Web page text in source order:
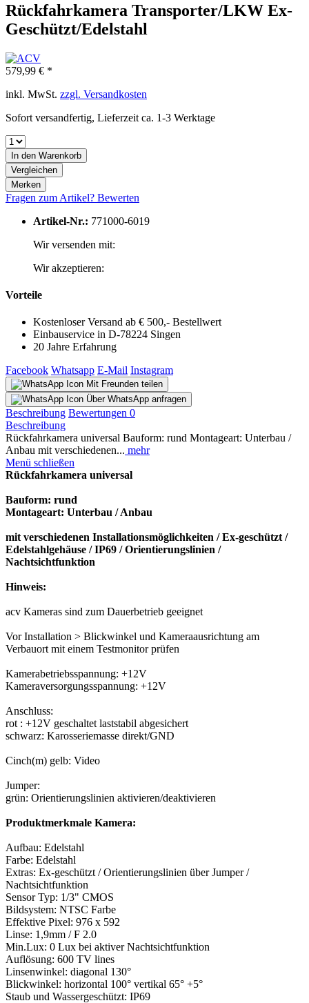
Rückfahrkamera Transporter/LKW Ex-
Geschützt/Edelstahl
579,99 € *
inkl. MwSt. zzgl. Versandkosten
Sofort versandfertig, Lieferzeit ca. 1-3 Werktage
In den Warenkorb
Vergleichen
Merken
Fragen zum Artikel? Bewerten
Artikel-Nr.: 771000-6019
Wir versenden mit:
Wir akzeptieren:
Vorteile
Kostenloser Versand ab € 500,- Bestellwert
Einbauservice in D-78224 Singen
20 Jahre Erfahrung
Facebook Whatsapp E-Mail Instagram
Mit Freunden teilen
Über WhatsApp anfragen
Beschreibung Bewertungen 0
Beschreibung
Rückfahrkamera universal Bauform: rund Montageart: Unterbau /
Anbau mit verschiedenen... mehr
Menü schließen
Rückfahrkamera universal
Bauform: rund
Montageart: Unterbau / Anbau
mit verschiedenen Installationsmöglichkeiten / Ex-geschützt /
Edelstahlgehäuse / IP69 / Orientierungslinien /
Nachtsichtfunktion
Hinweis:
acv Kameras sind zum Dauerbetrieb geeignet
Vor Installation > Blickwinkel und Kameraausrichtung am
Verbauort mit einem Testmonitor prüfen
Kamerabetriebsspannung: +12V
Kameraversorgungsspannung: +12V
Anschluss:
rot : +12V geschaltet laststabil abgesichert
schwarz: Karosseriemasse direkt/GND
Cinch(m) gelb: Video
Jumper:
grün: Orientierungslinien aktivieren/deaktivieren
Produktmerkmale Kamera:
Aufbau: Edelstahl
Farbe: Edelstahl
Extras: Ex-geschützt / Orientierungslinien über Jumper /
Nachtsichtfunktion
Sensor Typ: 1/3" CMOS
Bildsystem: NTSC Farbe
Effektive Pixel: 976 x 592
Linse: 1,9mm / F 2.0
Min.Lux: 0 Lux bei aktiver Nachtsichtfunktion
Auflösung: 600 TV lines
Linsenwinkel: diagonal 130°
Blickwinkel: horizontal 100° vertikal 65° +5°
Staub und Wassergeschützt: IP69